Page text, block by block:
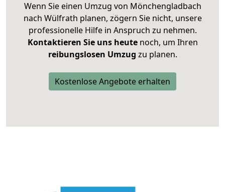
Wenn Sie einen Umzug von Mönchengladbach
nach Wülfrath planen, zögern Sie nicht, unsere
professionelle Hilfe in Anspruch zu nehmen.
Kontaktieren Sie uns heutenoch, um Ihren
reibungslosen Umzug zu planen.
Kostenlose Angebote erhalten